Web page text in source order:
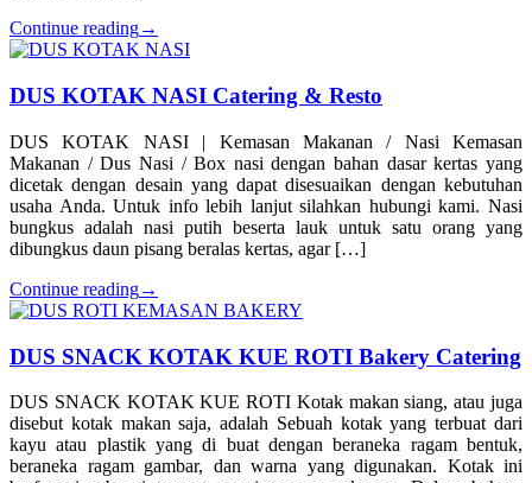
Continue reading→
DUS KOTAK NASI Catering & Resto
DUS KOTAK NASI | Kemasan Makanan / Nasi Kemasan
Makanan / Dus Nasi / Box nasi dengan bahan dasar kertas yang
dicetak dengan desain yang dapat disesuaikan dengan kebutuhan
usaha Anda. Untuk info lebih lanjut silahkan hubungi kami. Nasi
bungkus adalah nasi putih beserta lauk untuk satu orang yang
dibungkus daun pisang beralas kertas, agar […]
Continue reading→
DUS SNACK KOTAK KUE ROTI Bakery Catering
DUS SNACK KOTAK KUE ROTI Kotak makan siang, atau juga
disebut kotak makan saja, adalah Sebuah kotak yang terbuat dari
kayu atau plastik yang di buat dengan beraneka ragam bentuk,
beraneka ragam gambar, dan warna yang digunakan. Kotak ini